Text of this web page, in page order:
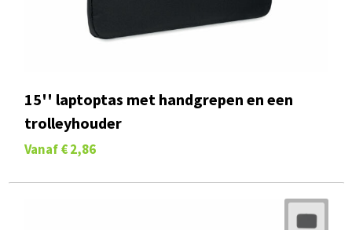
15'' laptoptas met handgrepen en een
trolleyhouder
Vanaf € 2,86